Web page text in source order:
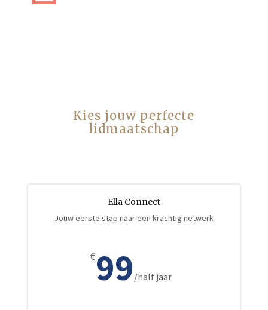
Kies jouw perfecte
lidmaatschap
Ella Connect
Jouw eerste stap naar een krachtig netwerk
€99 /half jaar